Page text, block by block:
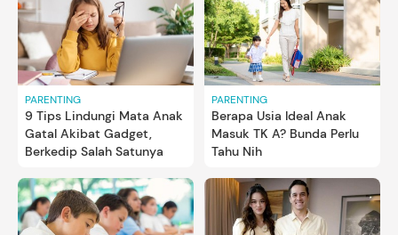
PARENTING
9 Tips Lindungi Mata Anak
Gatal Akibat Gadget,
Berkedip Salah Satunya
PARENTING
Berapa Usia Ideal Anak
Masuk TK A? Bunda Perlu
Tahu Nih